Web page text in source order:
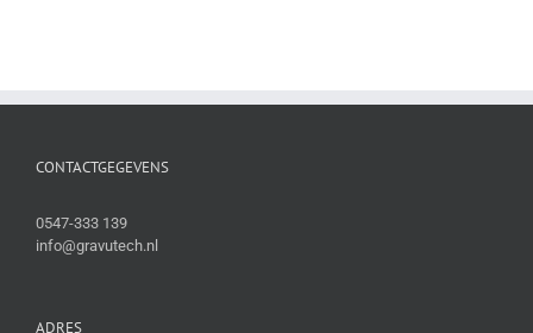
CONTACTGEGEVENS
0547-333 139
info@gravutech.nl
ADRES